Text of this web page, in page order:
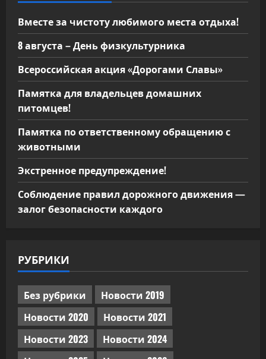
Вместе за чистоту любимого места отдыха!
8 августа – День физкультурника
Всероссийская акция «Дорогами Славы»
Памятка для владельцев домашних
питомцев!
Памятка по ответственному обращению с
животными
Экстренное предупреждение!
Соблюдение правил дорожного движения —
залог безопасности каждого
РУБРИКИ
Без рубрики
Новости 2019
Новости 2020
Новости 2021
Новости 2023
Новости 2024